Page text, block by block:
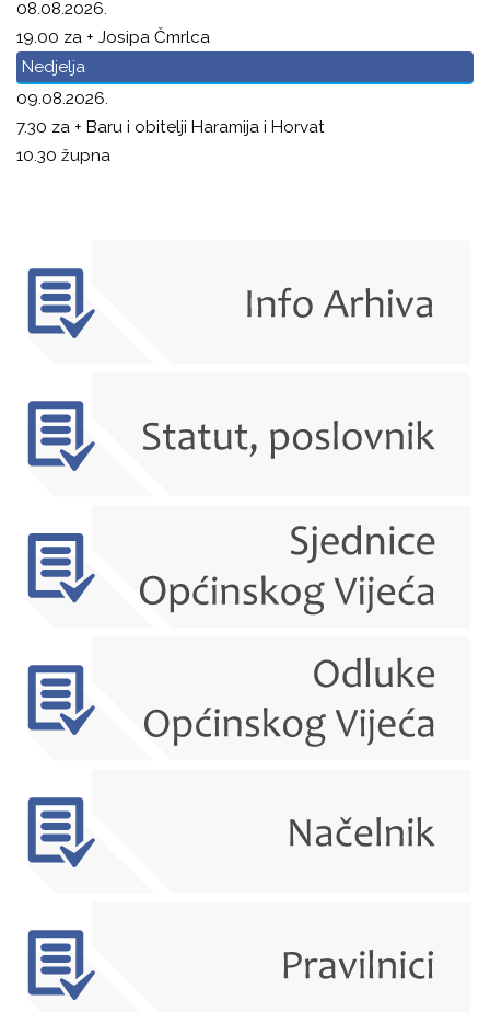
08.08.2026.
19.00 za + Josipa Čmrlca
Nedjelja
09.08.2026.
7.30 za + Baru i obitelji Haramija i Horvat
10.30 župna